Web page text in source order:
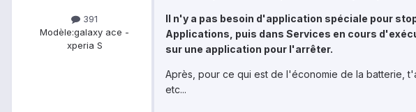
391
Modèle:galaxy ace -
xperia S
Il n'y a pas besoin d'application spéciale pour
Applications, puis dans Services en cours
sur une application pour l'arrêter.
Après, pour ce qui est de l'économie de la batterie,
etc...